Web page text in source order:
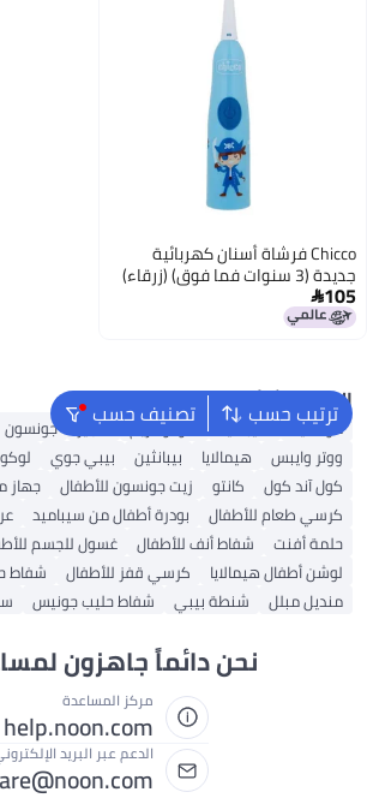
Chicco فرشاة أسنان كهربائية
جديدة (3 سنوات فما فوق) (زرقاء)
105
ترتيب حسب تصنيف حسب البحث الشائع
موستيلا سيباميد سودوكريم هجيز جونسون
ووتر وايبس
هيمالايا بيبانثين بيبي جوي لوكو
كول آند كول
كانتو زيت جونسون للأطفال
جهاز
كرسي طعام للأطفال
بودرة أطفال من سيباميد
حلمة أفنت
شفاط أنف للأطفال
غسول للجسم
لوشن أطفال هيمالايا
كرسي قفز للأطفال
شفاط
منديل مبلل
شنطة بيبي شفاط حليب جونيس
نحن دائماً جاهزون
مركز المساعدة
help.noon.com
الدعم عبر البريد